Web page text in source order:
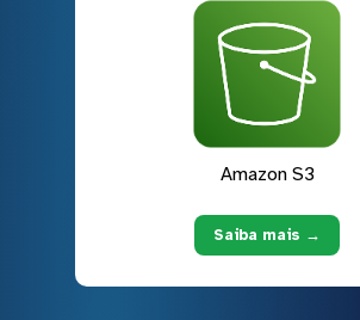
Amazon S3
Saiba mais →